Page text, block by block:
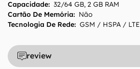
Capacidade: 32/64 GB, 2 GB RAM
Cartão De Memória: Não
Tecnologia De Rede: GSM / HSPA / LTE
review